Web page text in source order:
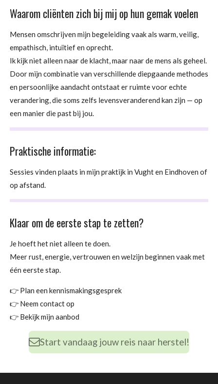
Waarom cliënten zich bij mij op hun gemak voelen
Mensen omschrijven mijn begeleiding vaak als warm, veilig,
empathisch, intuïtief en oprecht.
Ik kijk niet alleen naar de klacht, maar naar de mens als geheel.
Door mijn combinatie van verschillende diepgaande methodes
en persoonlijke aandacht ontstaat er ruimte voor echte
verandering, die soms zelfs levensveranderend kan zijn — op
een manier die past bij jou.
Praktische informatie:
Sessies vinden plaats in mijn praktijk in Vught en Eindhoven of
op afstand.
Klaar om de eerste stap te zetten?
Je hoeft het niet alleen te doen.
Meer rust, energie, vertrouwen en welzijn beginnen vaak met
één eerste stap.
👉 Plan een kennismakingsgesprek
👉 Neem contact op
👉 Bekijk mijn aanbod
Start vandaag jouw reis naar herstel!